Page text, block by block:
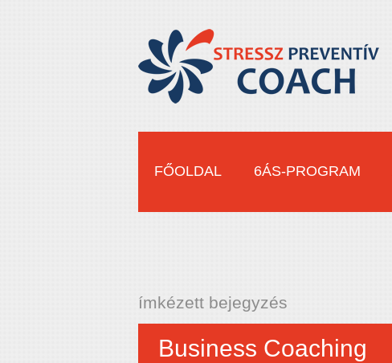
FŐOLDAL 6ÁS-PROGRAM
ímkézett bejegyzés
Business Coaching